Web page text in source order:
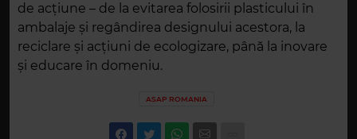
de acțiune – de la evitarea folosirii plasticului în
ambalaje și regândirea designului acestora, la
reciclare și acțiuni de ecologizare, până la inovare
și educare în domeniu.
ASAP ROMANIA